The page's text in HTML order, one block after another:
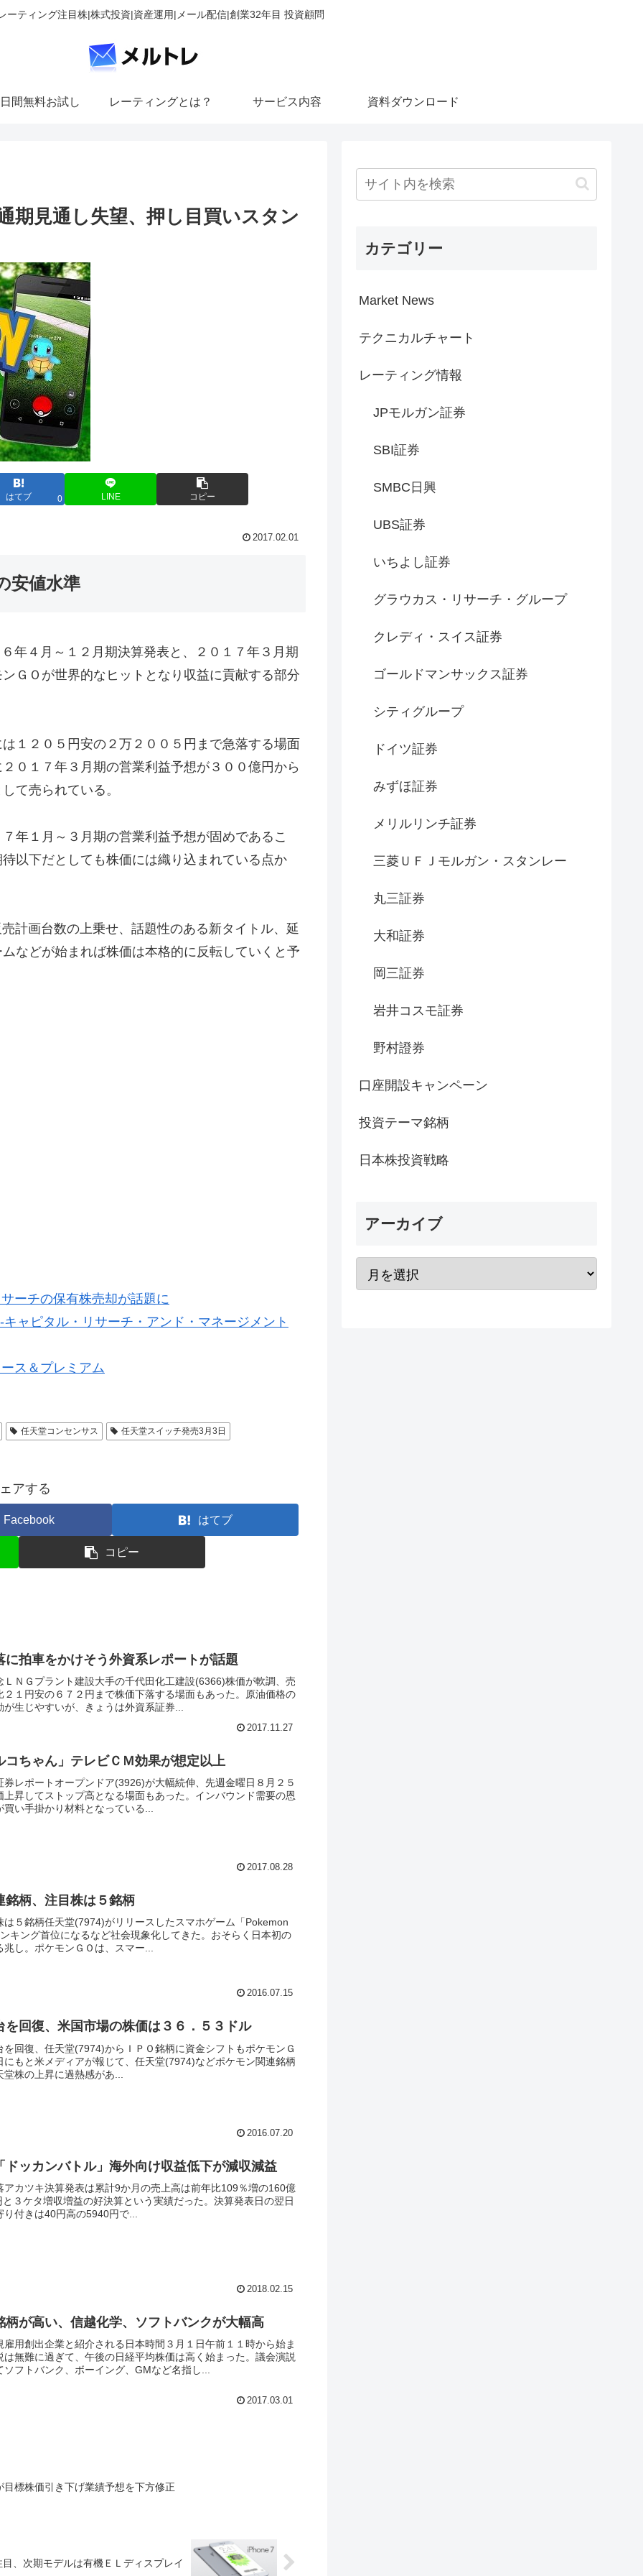
ーティング注目株|株式投資|資産運用|メール配信|創業32年目 投資顧問
日間無料お試し レーティングとは？ サービス内容 資料ダウンロード
期見通し失望、押し目買いスタン
はてブ 0 LINE コピー
2017.02.01
安値水準
年４月～１２月期決算発表と、２０１７年３月期
ＧＯが世界的なヒットとなり収益に貢献する部分
１２０５円安の２万２００５円まで急落する場面
０１７年３月期の営業利益予想が３００億円から
て売られている。
年１月～３月期の営業利益予想が固めであるこ
以下だとしても株価には織り込まれている点か
計画台数の上乗せ、話題性のある新タイトル、延
などが始まれば株価は本格的に反転していくと予
ーチの保有株売却が話題に
ャピタル・リサーチ・アンド・マネージメント
ス＆プレミアム
任天堂コンセンサス 任天堂スイッチ発売3月3日
アする
Facebook はてブ
コピー
拍車をかけそう外資系レポートが話題
ＮＧプラント建設大手の千代田化工建設(6366)株価が軟調、売
２１円安の６７２円まで株価下落する場面もあった。原油価格の
生じやすいが、きょうは外資系証券...
2017.11.27
コちゃん」テレビＣＭ効果が想定以上
レポートオープンドア(3926)が大幅続伸、先週金曜日８月２５
昇してストップ高となる場面もあった。インバウンド需要の恩
い手掛かり材料となっている...
2017.08.28
銘柄、注目株は５銘柄
は５銘柄任天堂(7974)がリリースしたスマホゲーム「Pokemon
キング首位になるなど社会現象化してきた。おそらく日本初の
し。ポケモンＧＯは、スマー...
2016.07.15
を回復、米国市場の株価は３６．５３ドル
を回復、任天堂(7974)からＩＰＯ銘柄に資金シフトもポケモンＧ
にもと米メディアが報じて、任天堂(7974)などポケモン関連銘柄
株の上昇に過熱感があ...
2016.07.20
ドッカンバトル」海外向け収益低下が減収減益
アカツキ決算発表は累計9か月の売上高は前年比109％増の160億
３ケタ増収増益の好決算という実績だった。決算発表日の翌日
付きは40円高の5940円で...
2018.02.15
柄が高い、信越化学、ソフトバンクが大幅高
用創出企業と紹介される日本時間３月１日午前１１時から始ま
は無難に過ぎて、午後の日経平均株価は高く始まった。議会演説
フトバンク、ボーイング、GMなど名指し...
2017.03.01
標株価引き下げ業績予想を下方修正
、次期モデルは有機ＥＬディスプレイ
カテゴリー
Market News
テクニカルチャート
レーティング情報
JPモルガン証券
SBI証券
SMBC日興
UBS証券
いちよし証券
グラウカス・リサーチ・グループ
クレディ・スイス証券
ゴールドマンサックス証券
シティグループ
ドイツ証券
みずほ証券
メリルリンチ証券
三菱ＵＦＪモルガン・スタンレー
丸三証券
大和証券
岡三証券
岩井コスモ証券
野村證券
口座開設キャンペーン
投資テーマ銘柄
日本株投資戦略
アーカイブ